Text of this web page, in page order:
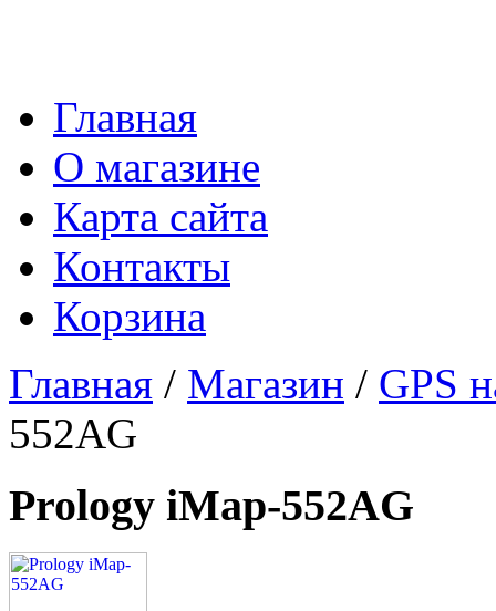
Главная
О магазине
Карта сайта
Контакты
Корзина
Главная / Магазин / GPS
552AG
Prology iMap-552AG